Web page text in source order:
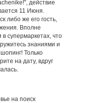
действие
11 Июня.
либо же его гость,
Вполне
супермаркетах, что
знаниями и
Только
на дату, вдруг
на поиск